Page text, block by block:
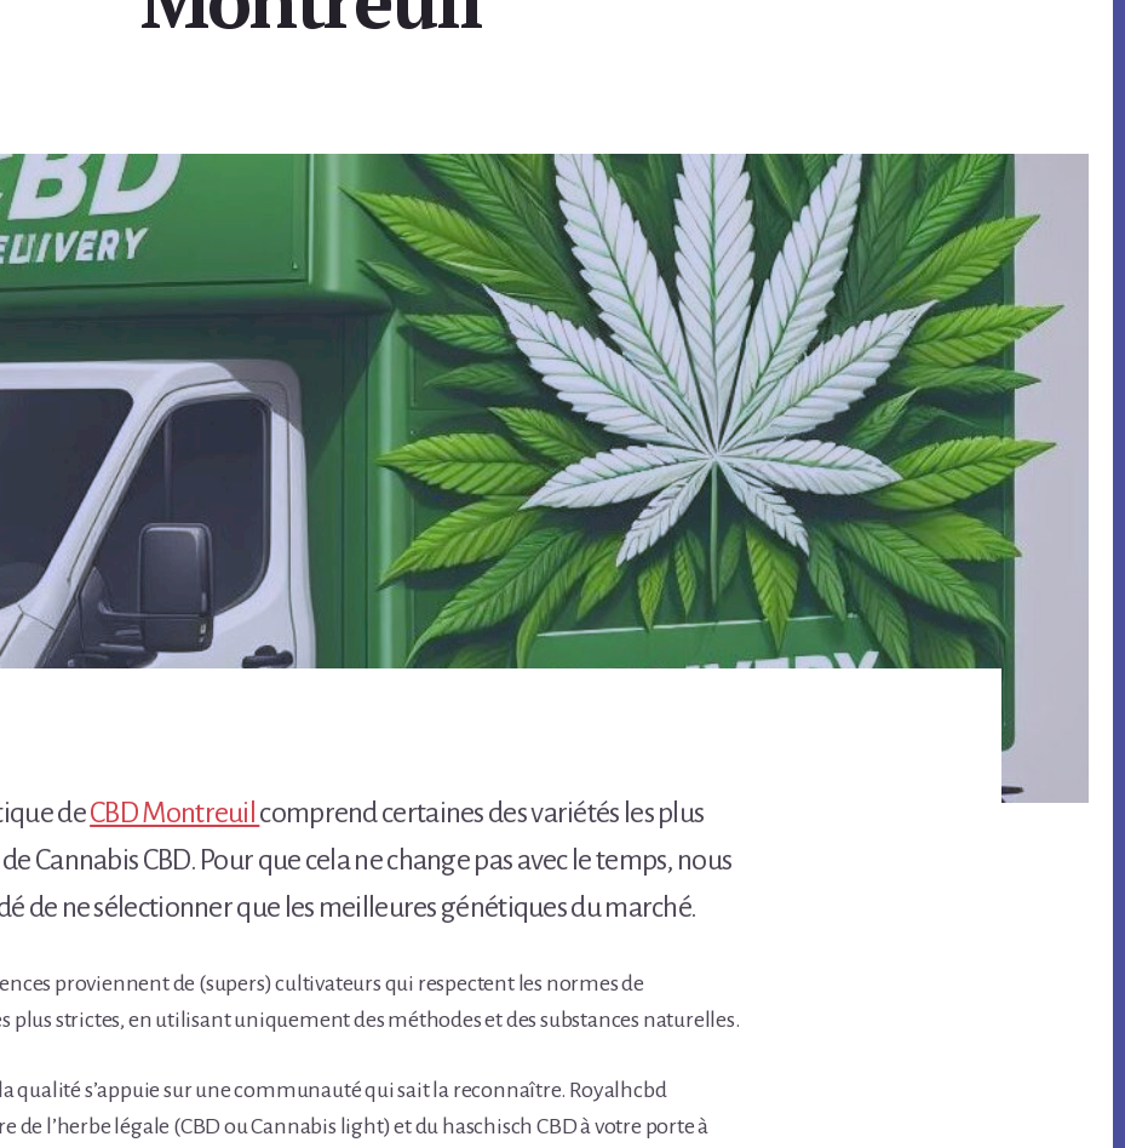
deCBD Montreuil comprend certaines des variétés les plus
Cannabis CBD. Pour que cela ne change pas avec le temps, nous
de ne sélectionner que les meilleures génétiques du marché.
proviennent de (supers) cultivateurs qui respectent les normes de
plus strictes, en utilisant uniquement des méthodes et des substances naturelles.
qualité s’appuie sur une communauté qui sait la reconnaître. Royalhcbd
de l’herbe légale (CBD ou Cannabis light) et du haschisch CBD à votre porte à